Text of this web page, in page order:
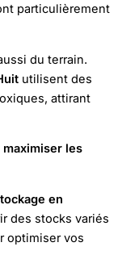
particulièrement
du terrain.
utilisent des
attirant
les
en
des stocks variés
optimiser vos